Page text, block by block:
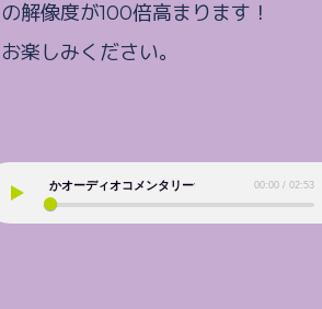
解像度が100倍高まります！
楽しみください。